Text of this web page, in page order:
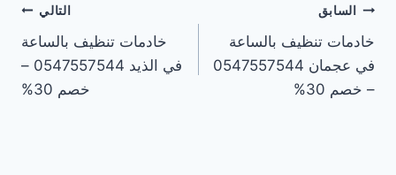
تصفّح
المقالات
السابق
خادمات تنظيف بالساعة
في عجمان 0547557544
– خصم 30%
التالي
خادمات تنظيف بالساعة
في الذيد 0547557544 –
خصم 30%